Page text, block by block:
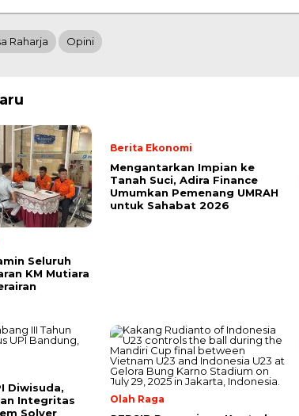
Raharja Opini
Seluruh
KM Mutiara
Berita Ekonomi
Mengantarkan Impian ke
Tanah Suci, Adira Finance
Umumkan Pemenang UMRAH
untuk Sahabat 2026
Diwisuda,
Integritas
Solver
Olah Raga